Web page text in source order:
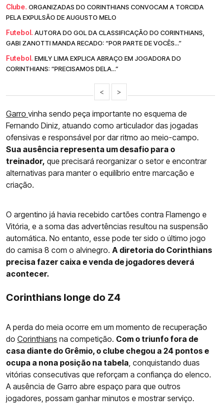
Clube. ORGANIZADAS DO CORINTHIANS CONVOCAM A TORCIDA
PELA EXPULSÃO DE AUGUSTO MELO
Futebol. AUTORA DO GOL DA CLASSIFICAÇÃO DO CORINTHIANS,
GABI ZANOTTI MANDA RECADO: “POR PARTE DE VOCÊS...”
Futebol. EMILY LIMA EXPLICA ABRAÇO EM JOGADORA DO
CORINTHIANS: “PRECISAMOS DELA...”
< >
Garro vinha sendo peça importante no esquema de
Fernando Diniz, atuando como articulador das jogadas
ofensivas e responsável por dar ritmo ao meio-campo.
Sua ausência representa um desafio para o
treinador, que precisará reorganizar o setor e encontrar
alternativas para manter o equilíbrio entre marcação e
criação.
O argentino já havia recebido cartões contra Flamengo e
Vitória, e a soma das advertências resultou na suspensão
automática. No entanto, esse pode ter sido o último jogo
do camisa 8 com o alvinegro. A diretoria do Corinthians
precisa fazer caixa e venda de jogadores deverá
acontecer.
Corinthians longe do Z4
A perda do meia ocorre em um momento de recuperação
do Corinthians na competição. Com o triunfo fora de
casa diante do Grêmio, o clube chegou a 24 pontos e
ocupa a nona posição na tabela , conquistando duas
vitórias consecutivas que reforçam a confiança do elenco.
A ausência de Garro abre espaço para que outros
jogadores, possam ganhar minutos e mostrar serviço.